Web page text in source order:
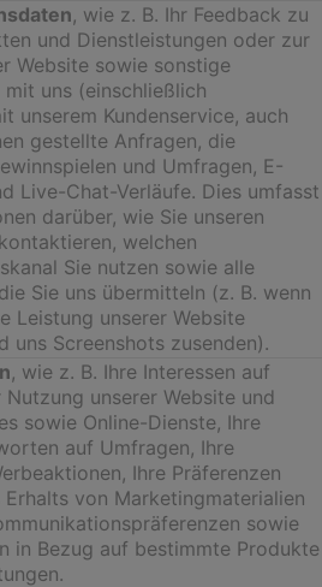
, wie z. B. Ihr Feedback zu
und Dienstleistungen oder zur
Website sowie sonstige
uns (einschließlich
unserem Kundenservice, auch
gestellte Anfragen, die
und Umfragen, E-
Live-Chat-Verläufe. Dies umfasst
darüber, wie Sie unseren
welchen
Sie nutzen sowie alle
Sie uns übermitteln (z. B. wenn
Leistung unserer Website
uns Screenshots zusenden).
, wie z. B. Ihre Interessen auf
Nutzung unserer Website und
sowie Online-Dienste, Ihre
auf Umfragen, Ihre
Ihre Präferenzen
von Marketingmaterialien
sowie
in Bezug auf bestimmte Produkte